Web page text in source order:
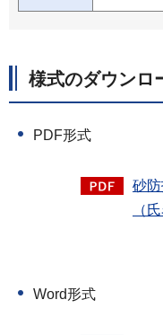
様式のダウンロ
PDF形式
砂
（
Word形式